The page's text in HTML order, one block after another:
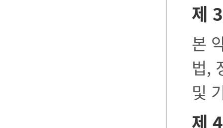
제
본
법,
및
제